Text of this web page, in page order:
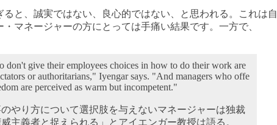
ると、誠実ではない、良心的ではない、と思われる。これは自
マネージャーの方にとっては手痛い結果です。一方で、
don't give their employees choices in how to do their work are
or authoritarians," Iyengar says. "And managers who offe
are perceived as warm but incompetent."
のやり方について選択肢を与えないマネージャーは独裁
主義者と捉えられる」とアイエンガー教授は語る。